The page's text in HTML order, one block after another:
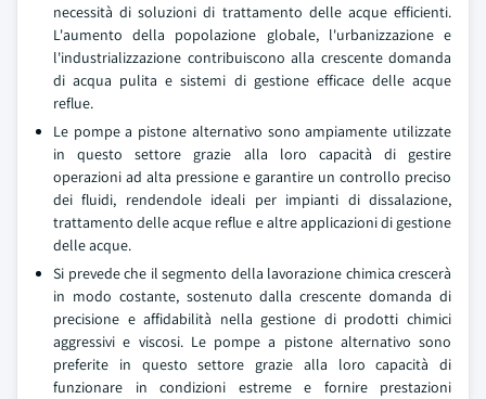
necessità di soluzioni di trattamento delle acque efficienti.
L'aumento della popolazione globale, l'urbanizzazione e
l'industrializzazione contribuiscono alla crescente domanda
di acqua pulita e sistemi di gestione efficace delle acque
reflue.
Le pompe a pistone alternativo sono ampiamente utilizzate
in questo settore grazie alla loro capacità di gestire
operazioni ad alta pressione e garantire un controllo preciso
dei fluidi, rendendole ideali per impianti di dissalazione,
trattamento delle acque reflue e altre applicazioni di gestione
delle acque.
Si prevede che il segmento della lavorazione chimica crescerà
in modo costante, sostenuto dalla crescente domanda di
precisione e affidabilità nella gestione di prodotti chimici
aggressivi e viscosi. Le pompe a pistone alternativo sono
preferite in questo settore grazie alla loro capacità di
funzionare in condizioni estreme e fornire prestazioni